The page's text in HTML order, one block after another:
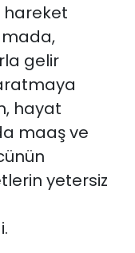
hareket
gelir
hayat
maaş ve
yetersiz